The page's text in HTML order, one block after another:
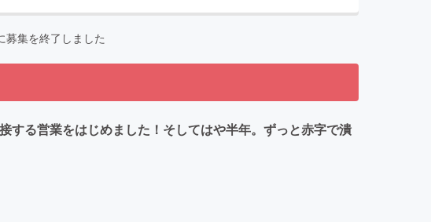
募集を終了しました
る営業をはじめました！そしてはや半年。ずっと赤字で潰